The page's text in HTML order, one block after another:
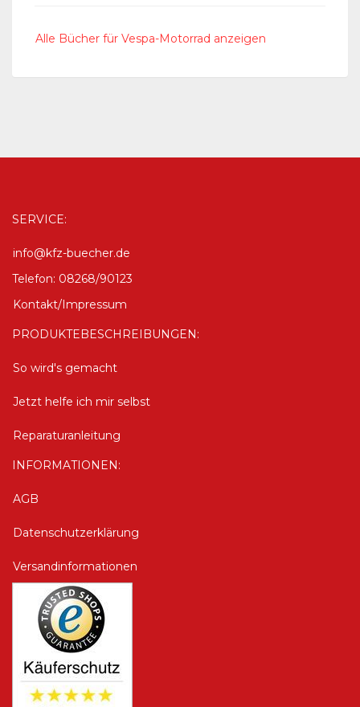
Alle Bücher für Vespa-Motorrad anzeigen
SERVICE:
info@kfz-buecher.de
Telefon: 08268/90123
Kontakt/Impressum
PRODUKTEBESCHREIBUNGEN:
So wird's gemacht
Jetzt helfe ich mir selbst
Reparaturanleitung
INFORMATIONEN:
AGB
Datenschutzerklärung
Versandinformationen